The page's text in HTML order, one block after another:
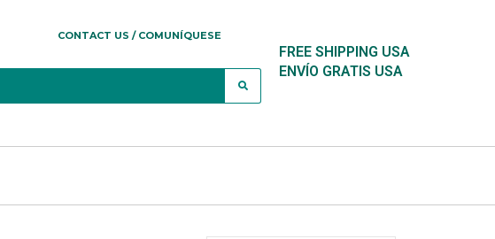
CONTACT US / COMUNÍQUESE
FREE SHIPPING USA
ENVÍO GRATIS USA